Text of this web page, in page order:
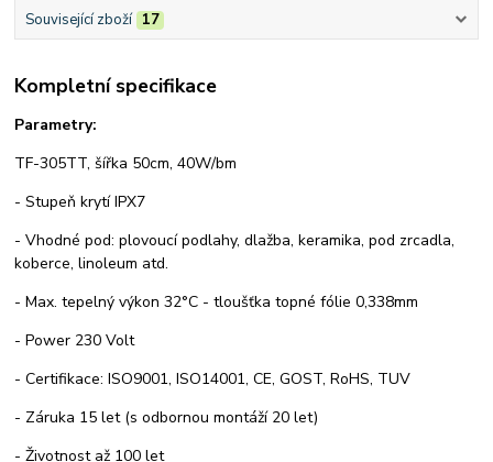
Související zboží 17
Kompletní specifikace
Parametry:
TF-305TT, šířka 50cm, 40W/bm
- Stupeň krytí IPX7
- Vhodné pod: plovoucí podlahy, dlažba, keramika, pod zrcadla,
koberce, linoleum atd.
- Max. tepelný výkon 32°C - tloušťka topné fólie 0,338mm
- Power 230 Volt
- Certifikace: ISO9001, ISO14001, CE, GOST, RoHS, TUV
- Záruka 15 let (s odbornou montáží 20 let)
- Životnost až 100 let